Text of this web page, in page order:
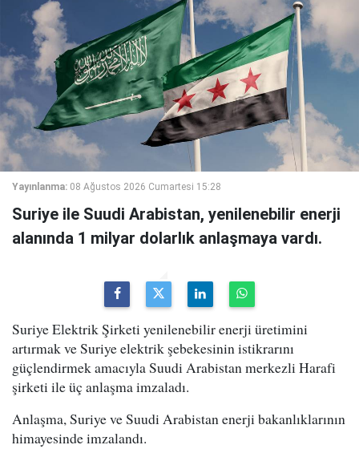
Yayınlanma: 08 Ağustos 2026 Cumartesi 15:28
Suriye ile Suudi Arabistan, yenilenebilir enerji
alanında 1 milyar dolarlık anlaşmaya vardı.
Suriye Elektrik Şirketi yenilenebilir enerji üretimini
artırmak ve Suriye elektrik şebekesinin istikrarını
güçlendirmek amacıyla Suudi Arabistan merkezli Harafi
şirketi ile üç anlaşma imzaladı.
Anlaşma, Suriye ve Suudi Arabistan enerji bakanlıklarının
himayesinde imzalandı.